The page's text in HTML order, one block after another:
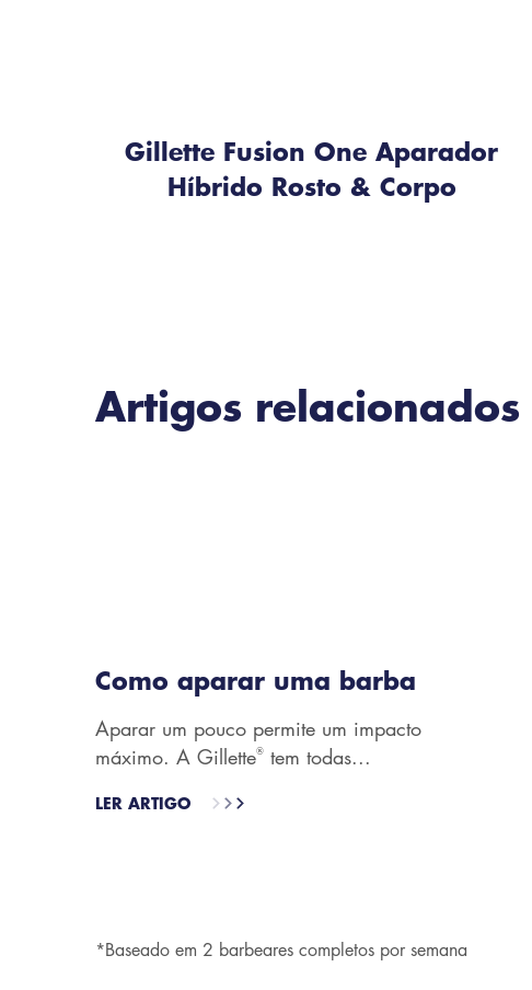
Gillette Fusion One Aparador
Híbrido Rosto & Corpo
Artigos relacionados
Como aparar uma barba
Aparar um pouco permite um impacto
máximo. A Gillette® tem todas...
LER ARTIGO
*Baseado em 2 barbeares completos por semana